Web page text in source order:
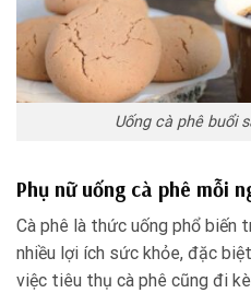
Uống cà phê buổi
Phụ nữ uống cà phê mỗi
Cà phê là thức uống phổ biến
nhiều lợi ích sức khỏe, đặc
việc tiêu thụ cà phê cũng đi